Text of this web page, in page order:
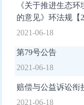
《关于推进生态
的意见》环法规【
2021-06-18
第79号公告
2021-06-18
赔偿与公益诉讼衔
2021-06-18